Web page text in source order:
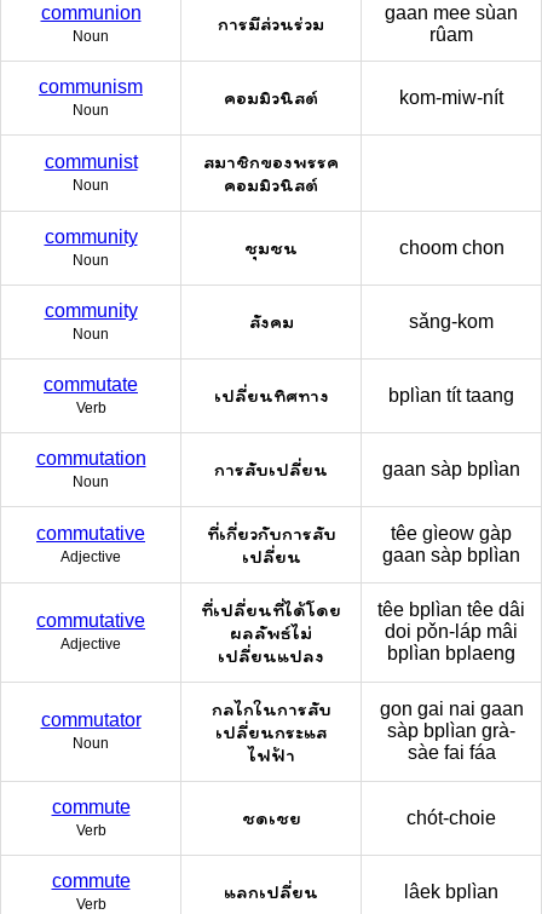
communion
Noun
การมีส่วนร่วม
gaan mee sùan
rûam
communism
Noun
คอมมิวนิสต์ kom-miw-nít
communist
Noun
สมาชิกของพรรค
คอมมิวนิสต์
community
Noun
ชุมชน choom chon
community
Noun
สังคม sǎng-kom
commutate
Verb
เปลี่ยนทิศทาง bplìan tít taang
commutation
Noun
การสับเปลี่ยน gaan sàp bplìan
commutative
Adjective
ที่เกี่ยวกับการสับ
เปลี่ยน
têe gìeow gàp
gaan sàp bplìan
commutative
Adjective
ที่เปลี่ยนที่ได้โดย
ผลลัพธ์ไม่
เปลี่ยนแปลง
têe bplìan têe dâi
doi pǒn-láp mâi
bplìan bplaeng
commutator
Noun
กลไกในการสับ
เปลี่ยนกระแส
ไฟฟ้า
gon gai nai gaan
sàp bplìan grà-
sàe fai fáa
commute
Verb
ชดเชย chót-choie
commute
Verb
แลกเปลี่ยน lâek bplìan